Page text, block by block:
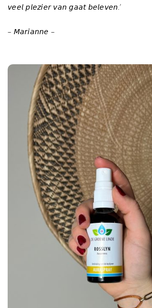
𝘷𝘦𝘦𝘭 𝘱𝘭𝘦𝘻𝘪𝘦𝘳 𝘷𝘢𝘯 𝘨𝘢𝘢𝘵 𝘣𝘦𝘭𝘦𝘷𝘦𝘯.’
– 𝘔𝘢𝘳𝘪𝘢𝘯𝘯𝘦 –